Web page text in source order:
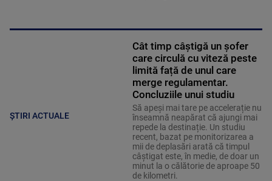
ȘTIRI ACTUALE
Cât timp câștigă un șofer
care circulă cu viteză peste
limită față de unul care
merge regulamentar.
Concluziile unui studiu
Să apeși mai tare pe accelerație nu
înseamnă neapărat că ajungi mai
repede la destinație. Un studiu
recent, bazat pe monitorizarea a
mii de deplasări arată că timpul
câștigat este, în medie, de doar un
minut la o călătorie de aproape 50
de kilometri.